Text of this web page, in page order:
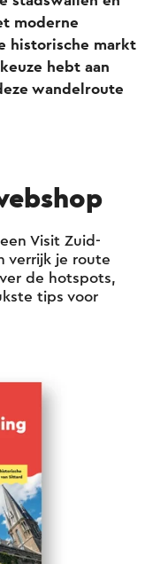
moderne
historische markt
hebt aan
wandelroute
Visit Zuid-
verrijk je route
de hotspots,
tips voor